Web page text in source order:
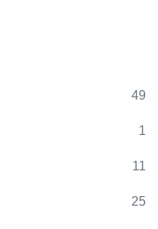
49
1
11
25